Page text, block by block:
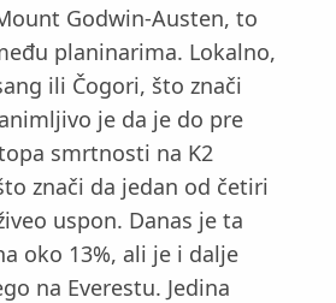
Godwin-Austen, to
planinarima. Lokalno,
ili Čogori, što znači
je da je do pre
smrtnosti na K2
znači da jedan od četiri
uspon. Danas je ta
oko 13%, ali je i dalje
na Everestu. Jedina